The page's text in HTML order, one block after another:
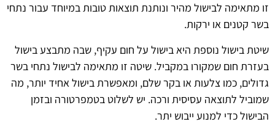
זו מתאימה לבישול מהיר ונותנת תוצאות טובות במיוחד עבור נתחי
בשר קטנים או ירקות.
שיטת בישול נוספת היא בישול על חום עקיף, שבה מתבצע בישול
בעזרת חום שמקורו במקביל. שיטה זו מתאימה לבישול נתחי בשר
גדולים, כמו צלעות או בקר שלם, ומאפשרת בישול אחיד יותר, מה
שמוביל לתוצאה עסיסית ורכה. יש לשלוט בטמפרטורה ובזמן
הבישול כדי למנוע ייבוש יתר.